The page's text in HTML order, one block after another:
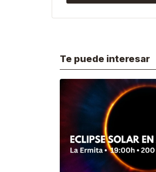
Te puede interesar